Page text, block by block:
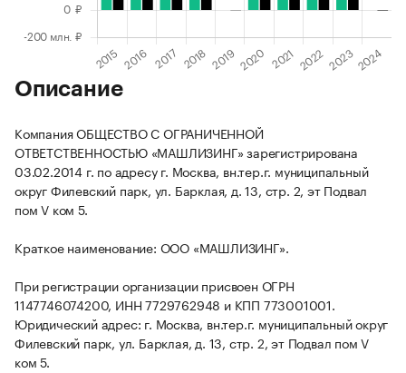
Описание
Компания ОБЩЕСТВО С ОГРАНИЧЕННОЙ
ОТВЕТСТВЕННОСТЬЮ «МАШЛИЗИНГ» зарегистрирована
03.02.2014 г. по адресу г. Москва, вн.тер.г. муниципальный
округ Филевский парк, ул. Барклая, д. 13, стр. 2, эт Подвал
пом V ком 5.
Краткое наименование: ООО «МАШЛИЗИНГ».
При регистрации организации присвоен ОГРН
1147746074200, ИНН 7729762948 и КПП 773001001.
Юридический адрес: г. Москва, вн.тер.г. муниципальный округ
Филевский парк, ул. Барклая, д. 13, стр. 2, эт Подвал пом V
ком 5.